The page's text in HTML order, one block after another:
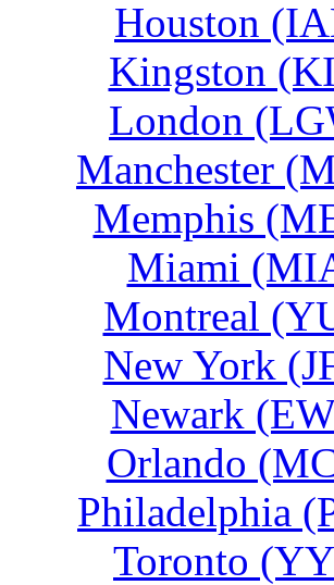
Houston
Kingston
London
Manchester
Memphis
Miami
Montreal
New York
Newark
Orlando
Philadelphia
Toronto